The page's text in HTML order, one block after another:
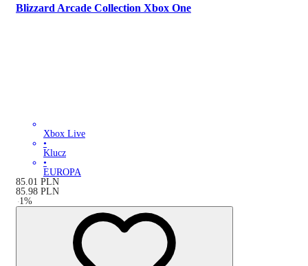
Blizzard Arcade Collection Xbox One
Xbox Live
•
Klucz
•
EUROPA
85.01 PLN
85.98 PLN
-1%